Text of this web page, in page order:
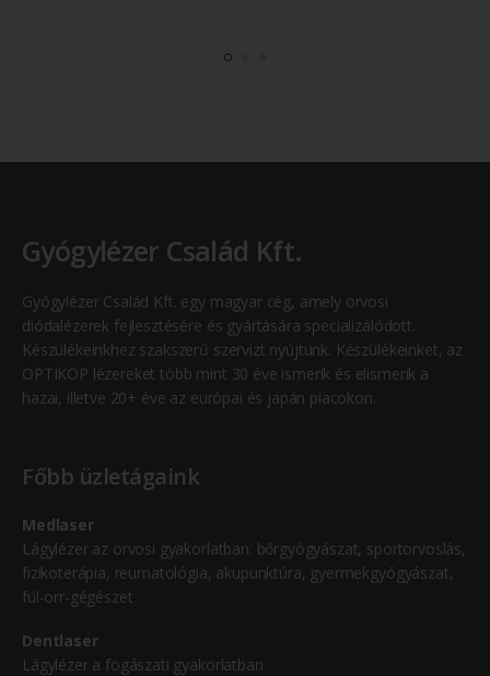
Gyógylézer Család Kft.
Gyógylézer Család Kft. egy magyar cég, amely orvosi
diódalézerek fejlesztésére és gyártására specializálódott.
Készülékeinkhez szakszerű szervizt nyújtunk. Készülékeinket, az
OPTIKOP lézereket több mint 30 éve ismerik és elismerik a
hazai, illetve 20+ éve az európai és japán piacokon.
Főbb üzletágaink
Medlaser
Lágylézer az orvosi gyakorlatban: bőrgyógyászat, sportorvoslás,
fizikoterápia, reumatológia, akupunktúra, gyermekgyógyászat,
fül-orr-gégészet
Dentlaser
Lágylézer a fogászati gyakorlatban